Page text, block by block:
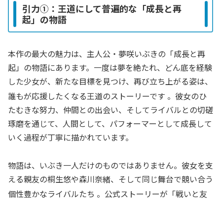
引力①：王道にして普遍的な「成長と再
起」の物語
本作の最大の魅力は、主人公・夢咲いぶきの「成長と再
起」の物語にあります。一度は夢を絶たれ、どん底を経験
した少女が、新たな目標を見つけ、再び立ち上がる姿は、
誰もが応援したくなる王道のストーリーです 。彼女のひ
たむきな努力、仲間との出会い、そしてライバルとの切磋
琢磨を通じて、人間として、パフォーマーとして成長して
いく過程が丁寧に描かれています。
物語は、いぶき一人だけのものではありません。彼女を支
える親友の桐生悠や森川奈緒、そして同じ舞台で競い合う
個性豊かなライバルたち 。公式ストーリーが「戦いと友